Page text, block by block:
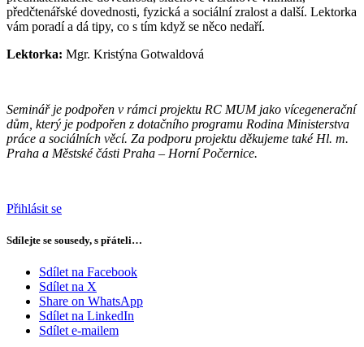
předčtenářské dovednosti, fyzická a sociální zralost a další. Lektorka
vám poradí a dá tipy, co s tím když se něco nedaří.
Lektorka: Mgr. Kristýna Gotwaldová
Seminář je podpořen v rámci projektu RC MUM jako vícegenerační
dům, který je podpořen z dotačního programu Rodina Ministerstva
práce a sociálních věcí. Za podporu projektu děkujeme také Hl. m.
Praha a Městské části Praha – Horní Počernice.
Přihlásit se
Sdílejte se sousedy, s přáteli…
Sdílet na Facebook
Sdílet na X
Share on WhatsApp
Sdílet na LinkedIn
Sdílet e-mailem